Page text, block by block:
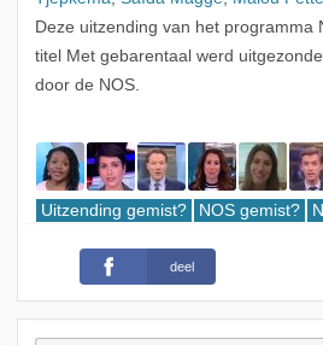
Deze uitzending van het programma
titel Met gebarentaal werd
door de NOS.
Uitzending gemist? NOS gemist?
deel